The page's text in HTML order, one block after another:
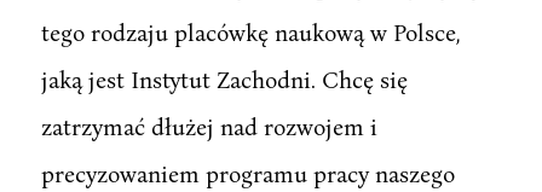
tego rodzaju placówkę naukową w Polsce,
jaką jest Instytut Zachodni. Chcę się
zatrzymać dłużej nad rozwojem i
precyzowaniem programu pracy naszego